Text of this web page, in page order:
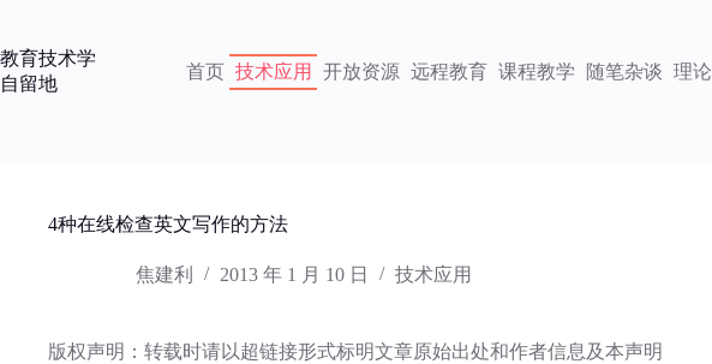
内
容
教育技术学
自留地
首页 技术应用 开放资源 远程教育 课程教学 随笔杂谈 理
4种在线检查英文写作的方法
焦建利 2013 年 1 月 10 日 技术应用
版权声明：转载时请以超链接形式标明文章原始出处和作者信息及本声明